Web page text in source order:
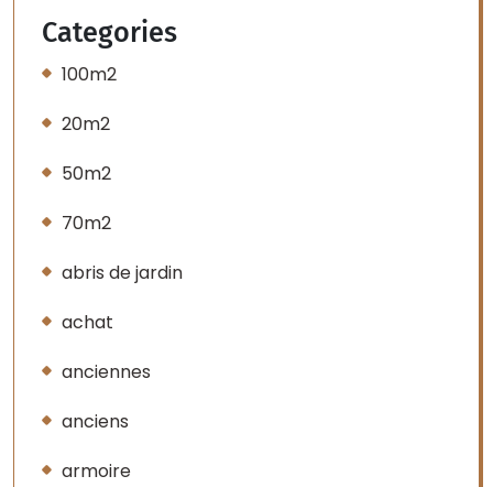
Categories
100m2
20m2
50m2
70m2
abris de jardin
achat
anciennes
anciens
armoire